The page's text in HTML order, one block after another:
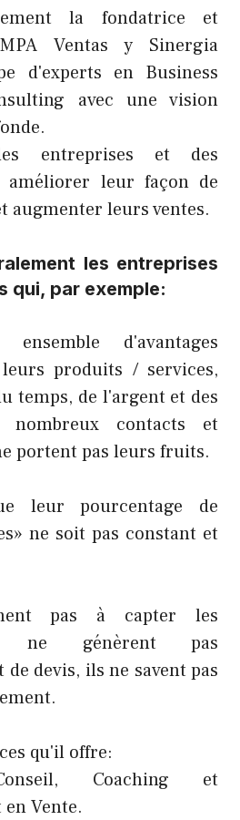
la fondatrice et
Ventas y Sinergia
d'experts en Business
avec une vision
entreprises et des
leur façon de
augmenter leurs ventes.
les entreprises
qui, par exemple:
d'avantages
produits / services,
temps, de l'argent et des
contacts et
portent pas leurs fruits.
leur pourcentage de
ne soit pas constant et
pas à capter les
ne génèrent pas
devis, ils ne savent pas
qu'il offre:
Coaching et
Vente.